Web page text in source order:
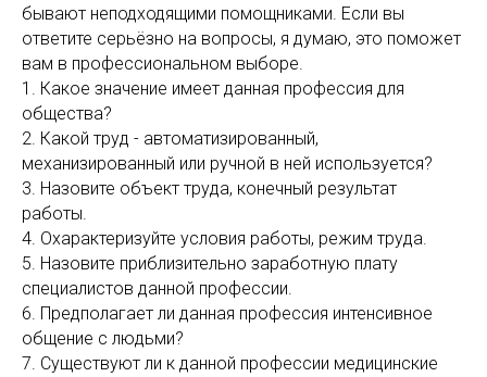
бывают неподходящими помощниками. Если вы
ответите серьёзно на вопросы, я думаю, это поможет
вам в профессиональном выборе.
1. Какое значение имеет данная профессия для
общества?
2. Какой труд - автоматизированный,
механизированный или ручной в ней используется?
3. Назовите объект труда, конечный результат
работы.
4. Охарактеризуйте условия работы, режим труда.
5. Назовите приблизительно заработную плату
специалистов данной профессии.
6. Предполагает ли данная профессия интенсивное
общение с людьми?
7. Существуют ли к данной профессии медицинские